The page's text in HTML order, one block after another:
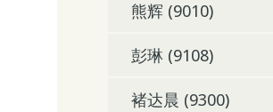
熊辉 (9010)
彭琳 (9108)
褚达晨 (9300)